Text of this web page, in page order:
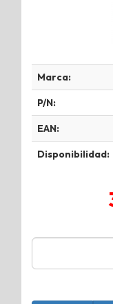
Marca:
P/N:
EAN:
Disponibilidad: